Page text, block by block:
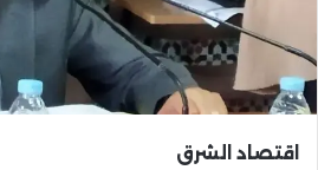
اقتصاد الشرق